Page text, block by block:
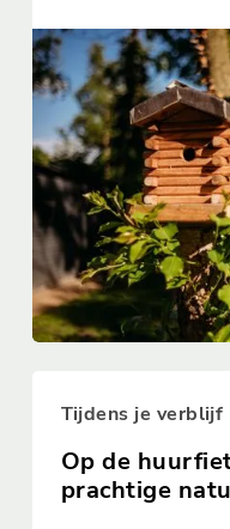
Tijdens je verblijf
Op de
prachtige